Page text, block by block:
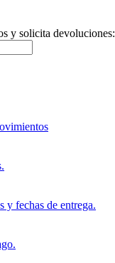
y solicita devoluciones:
y fechas de entrega.